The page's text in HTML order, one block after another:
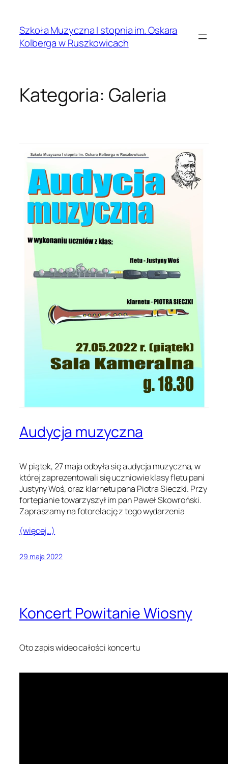
treściSzkoła Muzyczna I stopnia im. Oskara
Kolberga w Ruszkowicach
Kategoria: Galeria
Audycja muzyczna
W piątek, 27 maja odbyła się audycja muzyczna, w
której zaprezentowali się uczniowie klasy fletu pani
Justyny Woś, oraz klarnetu pana Piotra Sieczki. Przy
fortepianie towarzyszył im pan Paweł Skowroński.
Zapraszamy na fotorelację z tego wydarzenia
(więcej…)
29 maja 2022
Koncert Powitanie Wiosny
Oto zapis wideo całości koncertu